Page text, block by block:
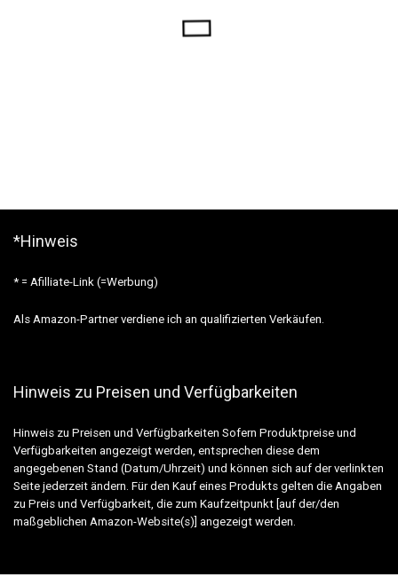
*Hinweis
* = Afilliate-Link (=Werbung)
Als Amazon-Partner verdiene ich an qualifizierten Verkäufen.
Hinweis zu Preisen und Verfügbarkeiten
Hinweis zu Preisen und Verfügbarkeiten Sofern Produktpreise und
Verfügbarkeiten angezeigt werden, entsprechen diese dem
angegebenen Stand (Datum/Uhrzeit) und können sich auf der verlinkten
Seite jederzeit ändern. Für den Kauf eines Produkts gelten die Angaben
zu Preis und Verfügbarkeit, die zum Kaufzeitpunkt [auf der/den
maßgeblichen Amazon-Website(s)] angezeigt werden.